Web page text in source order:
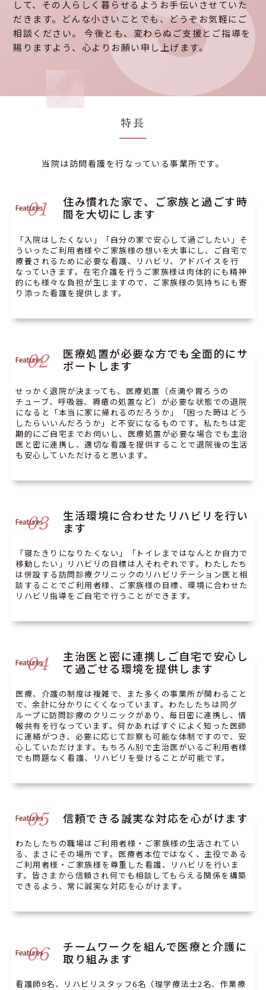
して、その人らしく暮らせるようお手伝いさせていた
だきます。どんな小さいことでも、どうぞお気軽にご
相談ください。 今後とも、変わらぬご支援とご指導を
賜りますよう、心よりお願い申し上げます。
特長
当院は訪問看護を行なっている事業所です。
Features
01
住み慣れた家で、ご家族と過ごす時
間を大切にします
「入院はしたくない」「自分の家で安心して過ごしたい」そ
ういったご利用者様やご家族様の想いを大事にし、ご自宅で
療養されるために必要な看護、リハビリ、アドバイスを行
なっていきます。在宅介護を行うご家族様は肉体的にも精神
的にも様々な負担が生じますので、ご家族様の気持ちにも寄
り添った看護を提供します。
Features
02
医療処置が必要な方でも全面的にサ
ポートします
せっかく退院が決まっても、医療処置（点滴や胃ろうの
チューブ、呼吸器、褥瘡の処置など）が必要な状態での退院
になると「本当に家に帰れるのだろうか」「困った時はどう
したらいいんだろうか」と不安になるものです。私たちは定
期的にご自宅までお伺いし、医療処置が必要な場合でも主治
医と密に連携し、適切な看護を提供することで退院後の生活
も安心していただけると思います。
Features
03
生活環境に合わせたリハビリを行い
ます
「寝たきりになりたくない」「トイレまではなんとか自力で
移動したい」リハビリの目標は人それぞれです。わたしたち
は併設する訪問診療クリニックのリハビリテーション医と相
談することでご利用者様、ご家族様の目標、環境に合わせた
リハビリ指導をご自宅で行うことができます。
Features
04
主治医と密に連携しご自宅で安心し
て過ごせる環境を提供します
医療、介護の制度は複雑で、また多くの事業所が関わること
で、余計に分かりにくくなっています。わたしたちは同グ
ループに訪問診療のクリニックがあり、毎日密に連携し、情
報共有を行なっています。何かあればすぐによく知った医師
に連絡がつき、必要に応じて診察も可能な体制ですので、安
心していただけます。もちろん別で主治医がいるご利用者様
でも問題なく看護、リハビリを受けることが可能です。
Features
05 信頼できる誠実な対応を心がけます
わたしたちの職場はご利用者様・ご家族様の生活されてい
る、まさにその場所です。医療者本位ではなく、主役である
ご利用者様・ご家族様を尊重した看護、リハビリを行いま
す。皆さまから信頼され何でも相談してもらえる関係を構築
できるよう、常に誠実な対応を心がけます。
Features
06
チームワークを組んで医療と介護に
取り組みます
看護師9名、リハビリスタッフ6名（理学療法士2名、作業療